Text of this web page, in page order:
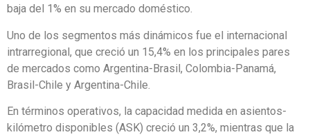
baja del 1% en su mercado doméstico.
Uno de los segmentos más dinámicos fue el internacional
intrarregional, que creció un 15,4% en los principales pares
de mercados como Argentina-Brasil, Colombia-Panamá,
Brasil-Chile y Argentina-Chile.
En términos operativos, la capacidad medida en asientos-
kilómetro disponibles (ASK) creció un 3,2%, mientras que la